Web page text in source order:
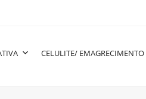
CELULITE/ EMAGRECIMENTO